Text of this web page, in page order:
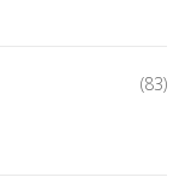
(83)